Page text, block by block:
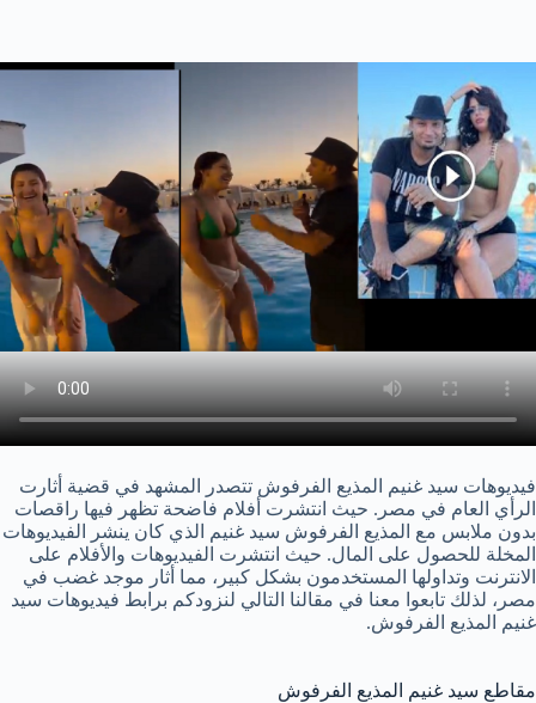
فيديوهات سيد غنيم المذيع الفرفوش تتصدر المشهد في قضية أثارت
الرأي العام في مصر. حيث انتشرت أفلام فاضحة تظهر فيها راقصات
بدون ملابس مع المذيع الفرفوش سيد غنيم الذي كان ينشر الفيديوهات
المخلة للحصول على المال. حيث انتشرت الفيديوهات والأفلام على
الانترنت وتداولها المستخدمون بشكل كبير، مما أثار موجد غضب في
مصر، لذلك تابعوا معنا في مقالنا التالي لنزودكم برابط فيديوهات سيد
غنيم المذيع الفرفوش.
مقاطع سيد غنيم المذيع الفرفوش